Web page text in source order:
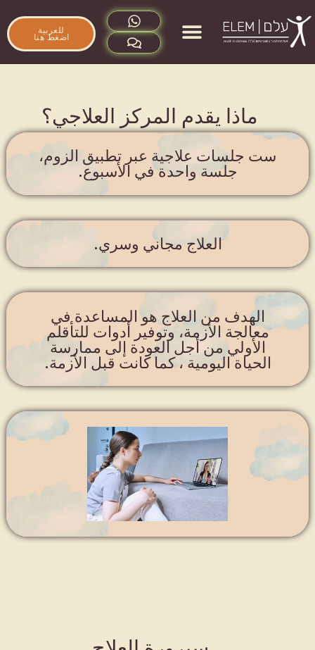
للعربية
اضغط هنا
ماذا يقدم المركز العلاجي؟
ست جلسات علاجية عبر تطبيق الزوم،
جلسة واحدة في الأسبوع.
العلاج مجاني وسري.
الهدف من العلاج هو المساعدة في
معالجة الأزمة، وتوفير أدوات للتأقلم
الأولي من أجل العودة إلى ممارسة
الحياة اليومية ، كما كانت قبل الأزمة.